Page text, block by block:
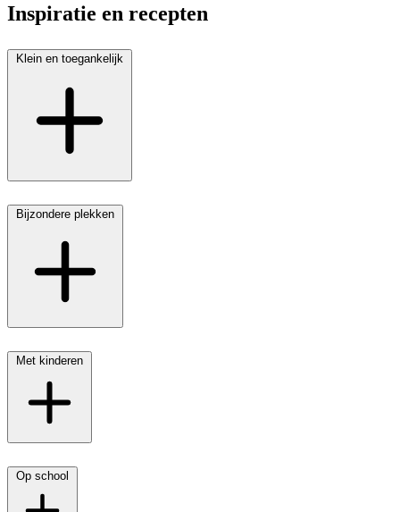
Inspiratie en recepten
Klein en toegankelijk
Bijzondere plekken
Met kinderen
Op school